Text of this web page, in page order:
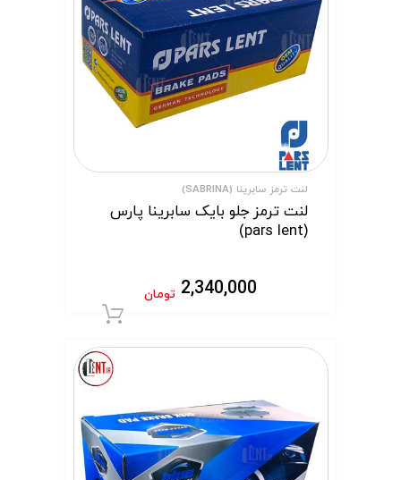
لنت ترمز سابرینا (SABRINA)
لنت ترمز جلو بایک سابرینا پارس
(pars lent)
2,340,000 تومان